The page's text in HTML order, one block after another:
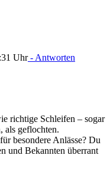
Uhr- Antworten
richtige Schleifen – sogar
als geflochten.
besondere Anlässe? Du
und Bekannten überrant